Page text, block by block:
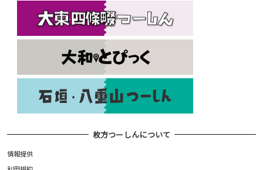
枚方つーしんについて
情報提供